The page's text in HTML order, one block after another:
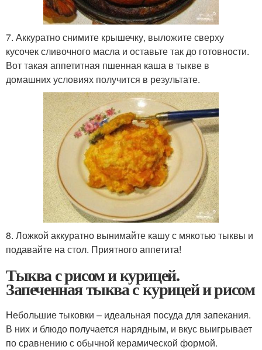
7. Аккуратно снимите крышечку, выложите сверху
кусочек сливочного масла и оставьте так до готовности.
Вот такая аппетитная пшенная каша в тыкве в
домашних условиях получится в результате.
8. Ложкой аккуратно вынимайте кашу с мякотью тыквы и
подавайте на стол. Приятного аппетита!
Тыква с рисом и курицей.
Запеченная тыква с курицей и рисом
Небольшие тыковки – идеальная посуда для запекания.
В них и блюдо получается нарядным, и вкус выигрывает
по сравнению с обычной керамической формой.